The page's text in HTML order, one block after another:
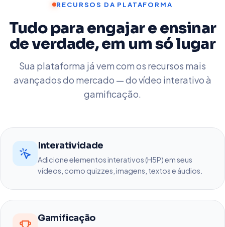
RECURSOS DA PLATAFORMA
Tudo para engajar e ensinar
de verdade, em um só lugar
Sua plataforma já vem com os recursos mais
avançados do mercado — do vídeo interativo à
gamificação.
Interatividade
Adicione elementos interativos (H5P) em seus
vídeos, como quizzes, imagens, textos e áudios.
Gamificação